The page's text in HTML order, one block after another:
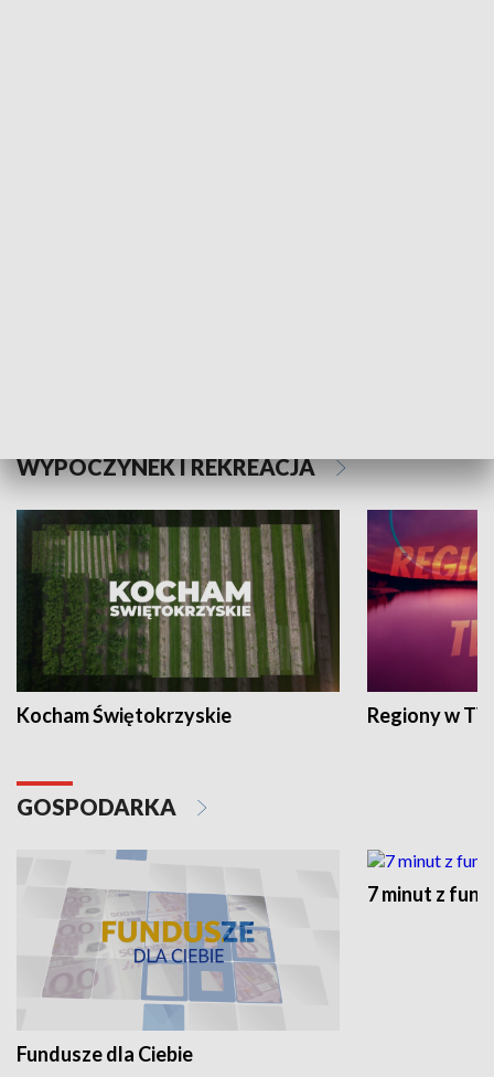
WYPOCZYNEK I REKREACJA
Kocham Świętokrzyskie Regiony w
GOSPODARKA
Fundusze dla Ciebie
7 minut z